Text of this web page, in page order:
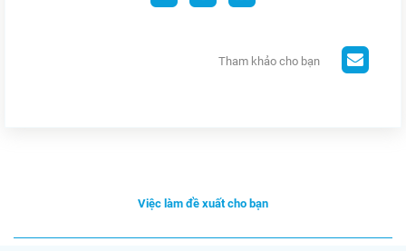
Tham khảo cho bạn
Việc làm đề xuất cho bạn